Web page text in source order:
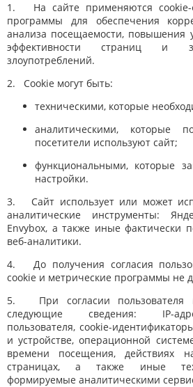
1. На сайте применяются cookie-
программы для обеспечения
анализа посещаемости, повышения
эффективности страниц и
злоупотреблений.
2. Cookie могут быть:
техническими, которые
аналитическими, которые
посетители используют сайт;
функциональными, которые
настройки.
3. Сайт использует или может
аналитические инструменты:
Envybox, а также иные фактически
веб-аналитики.
4. До получения согласия
cookie и метрические программы не
5. При согласии пользователя
следующие сведения: IP-
пользователя, cookie-
и устройстве, операционной
времени посещения, действиях
страницах, а также иные
формируемые аналитическими